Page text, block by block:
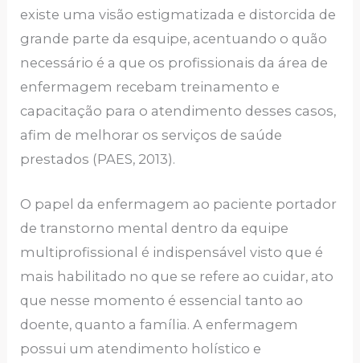
existe uma visão estigmatizada e distorcida de
grande parte da esquipe, acentuando o quão
necessário é a que os profissionais da área de
enfermagem recebam treinamento e
capacitação para o atendimento desses casos,
afim de melhorar os serviços de saúde
prestados (PAES, 2013).
O papel da enfermagem ao paciente portador
de transtorno mental dentro da equipe
multiprofissional é indispensável visto que é
mais habilitado no que se refere ao cuidar, ato
que nesse momento é essencial tanto ao
doente, quanto a família. A enfermagem
possui um atendimento holístico e